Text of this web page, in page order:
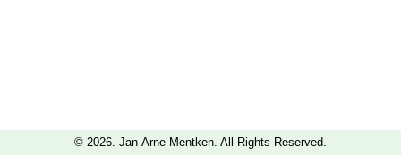
© 2026. Jan-Arne Mentken. All Rights Reserved.